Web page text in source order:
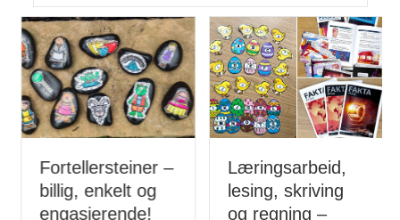
Fortellersteiner –
billig, enkelt og
engasjerende!
Læringsarbeid,
lesing, skriving
og regning –